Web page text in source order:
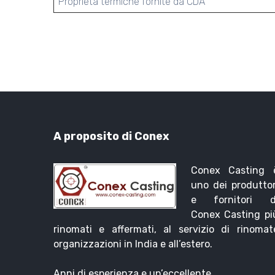
A proposito di Conex
Conex Casting
uno dei
e fornitori
Conex Casting
rinomati e affermati, al servizio di
organizzazioni in India e all’estero.